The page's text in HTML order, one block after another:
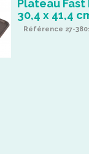
Plateau
30,4 x 41,4
Référence 27-